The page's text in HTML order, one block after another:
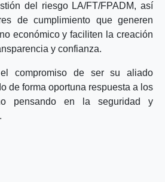
del riesgo LA/FT/FPADM, así
de cumplimiento que generen
económico y faciliten la creación
y confianza.
compromiso de ser su aliado
de forma oportuna respuesta a los
pensando en la seguridad y